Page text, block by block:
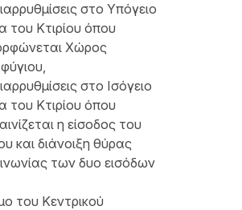
στο Υπόγειο
του Κτιρίου όπου
Χώρος
στο Ισόγειο
του Κτιρίου όπου
η είσοδος του
και διάνοιξη θύρας
των δυο εισόδων
του Κεντρικού